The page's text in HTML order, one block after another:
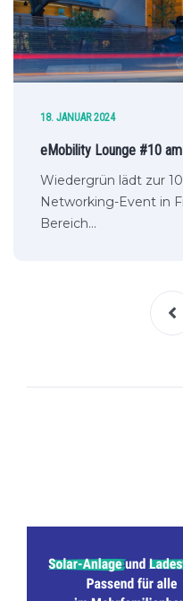
18. JANUAR 2024
eMobility Lounge #10
Wiedergrün lädt zur
Networking-Event in
Bereich…